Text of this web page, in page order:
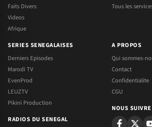
Faits Divers
Videos
Afrique
Tous les
SERIES SENEGALAISES
Derniers Episodes
Marodi TV
EvenProd
LEUZTV
Pikini Production
RADIOS DU SENEGAL
A PROPOS
Qui sommes-
Contact
Confidentialite
CGU
NOUS SUIVRE